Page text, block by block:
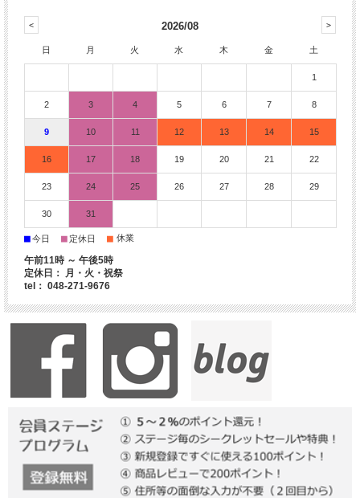
2026/08
日 月 火 水 木 金 土
1
2 3 4 5 6 7 8
9 10 11 12 13 14 15
16 17 18 19 20 21 22
23 24 25 26 27 28 29
30 31
■今日 ■ 定休日 ■ 休業
午前11時 ～ 午後5時
定休日： 月・火・祝祭
tel： 048-271-9676